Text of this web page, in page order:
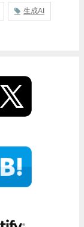
生成AI